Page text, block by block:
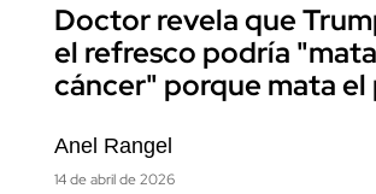
Doctor revela que
el refresco podría
cáncer" porque mata el
Anel Rangel
14 de abril de 2026